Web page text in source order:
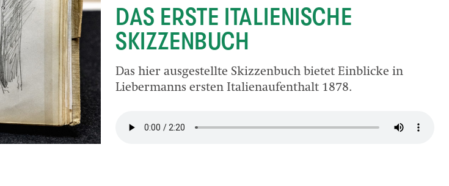
DAS ERSTE ITALIENISCHE
SKIZZENBUCH
Das hier ausgestellte Skizzenbuch bietet Einblicke in
Liebermanns ersten Italienaufenthalt 1878.